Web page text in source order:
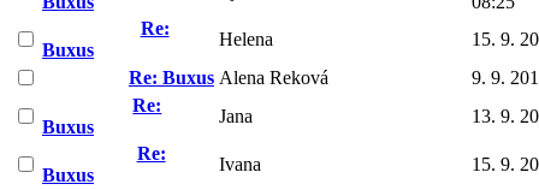
Re:
Buxus
Helena
15. 9.
Re: Buxus Alena Reková
9. 9.
Re:
Buxus
Jana
13. 9.
Re:
Buxus
Ivana
15. 9.